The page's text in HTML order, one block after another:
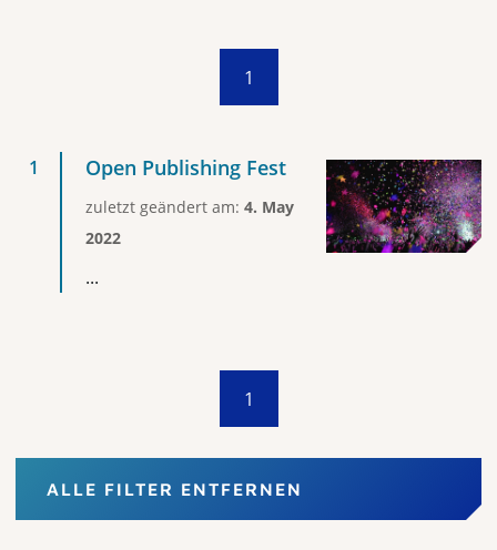
1
Open Publishing Fest
zuletzt geändert am: 4. May
2022
...
1
ALLE FILTER ENTFERNEN